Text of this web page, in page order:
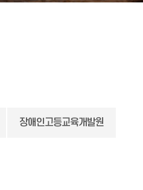
장애인고등교육개발원